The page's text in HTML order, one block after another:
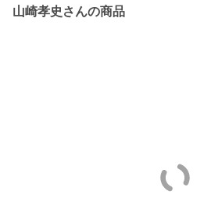
山崎孝史さんの商品